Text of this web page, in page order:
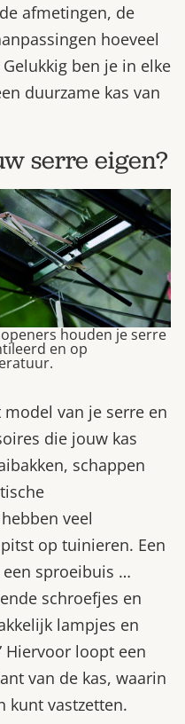
afmetingen, de
hoeveel
ben je in elke
duurzame kas van
serre eigen?
houden je serre
en op
van je serre en
die jouw kas
schappen
veel
op tuinieren. Een
een sproeibuis …
schroefjes en
lampjes en
Hiervoor loopt een
van de kas, waarin
kunt vastzetten.